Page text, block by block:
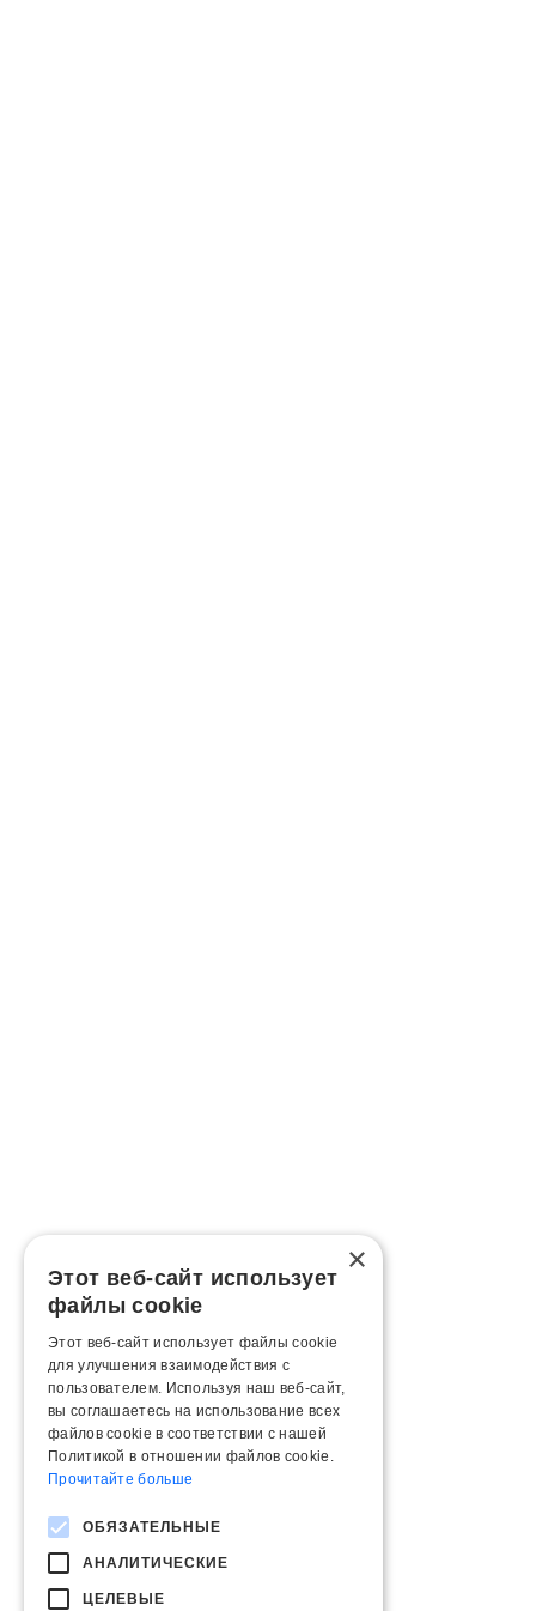
×
Этот веб-сайт использует
файлы cookie
Этот веб-сайт использует файлы cookie
для улучшения взаимодействия с
пользователем. Используя наш веб-сайт,
вы соглашаетесь на использование всех
файлов cookie в соответствии с нашей
Политикой в ​​отношении файлов cookie.
Прочитайте больше
ОБЯЗАТЕЛЬНЫЕ
АНАЛИТИЧЕСКИЕ
ЦЕЛЕВЫЕ